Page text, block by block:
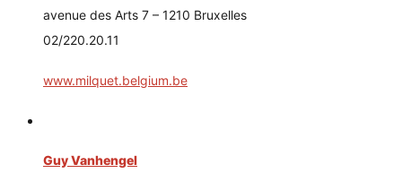
avenue des Arts 7 – 1210 Bruxelles
02/220.20.11
www.milquet.belgium.be
Guy Vanhengel